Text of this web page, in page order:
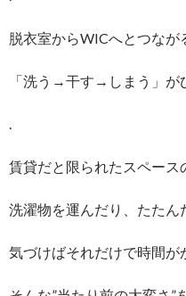
脱衣室からWICへとつなが
「洗う→干す→しまう」が
.
賃貸だと限られたスペース
洗濯物を運んだり、たた
気づけばそれだけで時間が